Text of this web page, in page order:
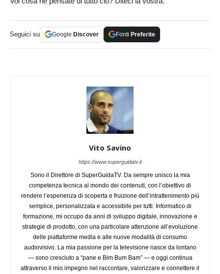
Seguici su Google Discover Fonti Preferite
Vito Savino
https://www.superguidatv.it
Sono il Direttore di SuperGuidaTV. Da sempre unisco la mia
competenza tecnica al mondo dei contenuti, con l’obiettivo di
rendere l’esperienza di scoperta e fruizione dell’intrattenimento più
semplice, personalizzata e accessibile per tutti. Informatico di
formazione, mi occupo da anni di sviluppo digitale, innovazione e
strategie di prodotto, con una particolare attenzione all’evoluzione
delle piattaforme media e alle nuove modalità di consumo
audiovisivo. La mia passione per la televisione nasce da lontano
— sono cresciuto a “pane e Bim Bum Bam” — e oggi continua
attraverso il mio impegno nel raccontare, valorizzare e connettere il